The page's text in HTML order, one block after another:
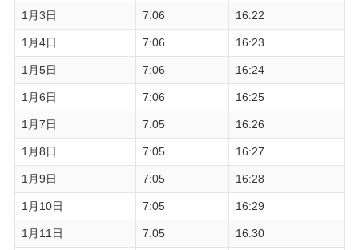
1月3日 7:06 16:22
1月4日 7:06 16:23
1月5日 7:06 16:24
1月6日 7:06 16:25
1月7日 7:05 16:26
1月8日 7:05 16:27
1月9日 7:05 16:28
1月10日 7:05 16:29
1月11日 7:05 16:30